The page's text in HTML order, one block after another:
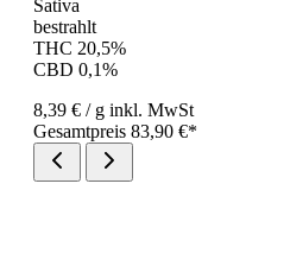
Sativa
bestrahlt
THC 20,5%
CBD 0,1%
8,39 € / g inkl. MwSt
Gesamtpreis 83,90 €*